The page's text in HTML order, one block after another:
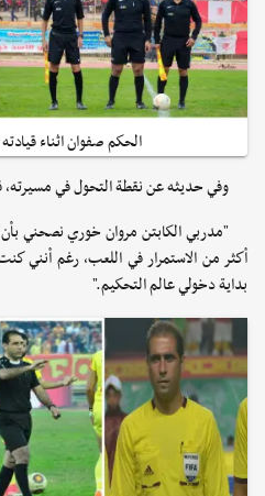
الحكم صفوان اثناء
وفي حديثه عن نقطة التحول في مسيرته،
"مدربي الكابتن مروان خوري نصحني
أكثر من الاستمرار في اللعب، رغم أنني
بداية دخولي عالم التحكيم."